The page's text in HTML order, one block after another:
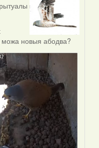
можа новыя абодва?